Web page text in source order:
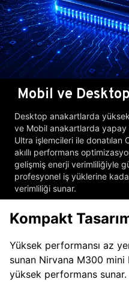
Mobil ve
Desktop anakartlarda
ve Mobil anakartlarda
Ultra işlemcileri ile donatılan
akıllı performans
gelişmiş enerji verimliliğiyle
profesyonel iş yüklerine
verimliliği sunar.
Kompakt
Yüksek performansı az
sunan Nirvana M300
yüksek performans